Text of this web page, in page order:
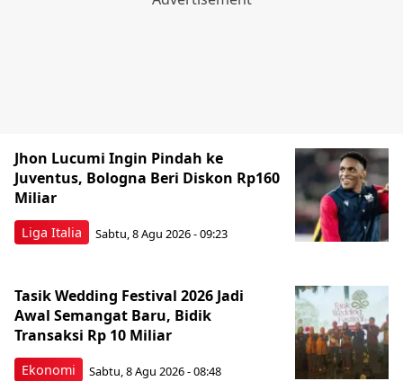
Liga Italia
Jhon Lucumi Ingin Pindah ke
Juventus, Bologna Beri Diskon Rp160
Miliar
Sabtu, 8 Agu 2026 - 09:23
Ekonomi
Tasik Wedding Festival 2026 Jadi
Awal Semangat Baru, Bidik
Transaksi Rp 10 Miliar
Sabtu, 8 Agu 2026 - 08:48